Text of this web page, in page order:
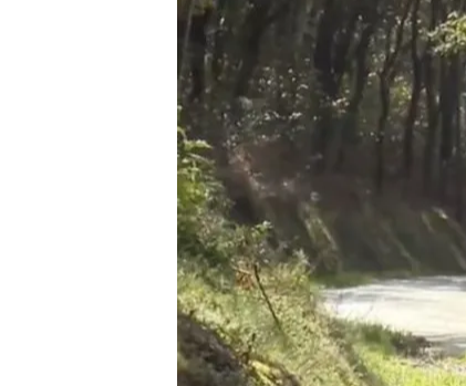
Redacción digital Noticias
27 NOV 2024 - 09:00h.
Los 11 vecinos
prescindir de los
El vehículo se
comunitarias
El ecodiseño está
empresas por ser
Compartir